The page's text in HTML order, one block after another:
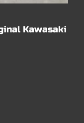
Kawasaki